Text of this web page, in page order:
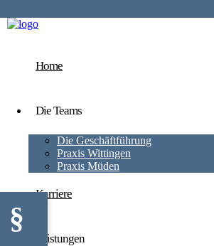
Home
Die Teams
Die Geschäftführung
Praxis Wittingen
Praxis Müden
Karriere
Leistungen
§